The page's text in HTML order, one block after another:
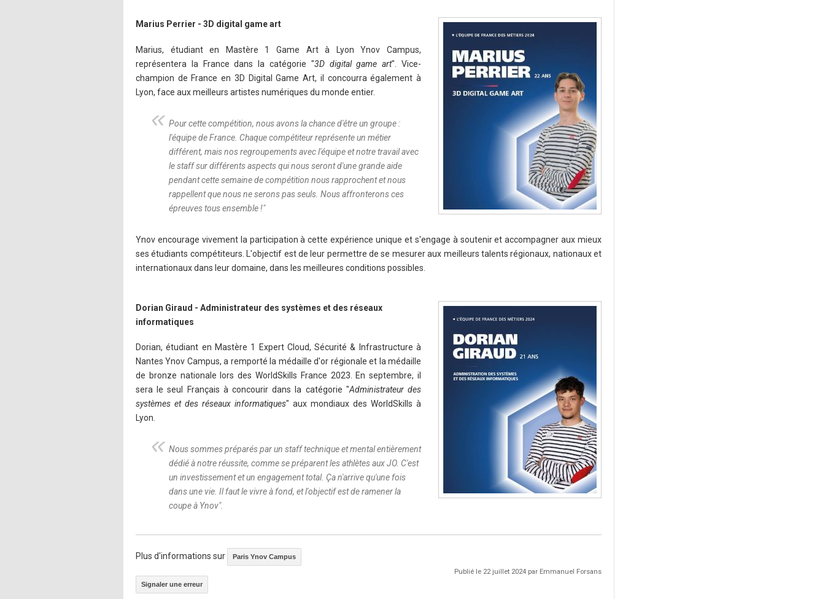
Marius Perrier - 3D digital game art
Marius, étudiant en Mastère 1 Game Art à Lyon Ynov Campus,
représentera la France dans la catégorie "3D digital game art". Vice-
champion de France en 3D Digital Game Art, il concourra également à
Lyon, face aux meilleurs artistes numériques du monde entier.
Pour cette compétition, nous avons la chance d'être un groupe :
l'équipe de France. Chaque compétiteur représente un métier
différent, mais nos regroupements avec l'équipe et notre travail avec
le staff sur différents aspects qui nous seront d'une grande aide
pendant cette semaine de compétition nous rapprochent et nous
rappellent que nous ne serons pas seuls. Nous affronterons ces
épreuves tous ensemble !"
Ynov encourage vivement la participation à cette expérience unique et s'engage à soutenir et accompagner aux mieux
ses étudiants compétiteurs. L'objectif est de leur permettre de se mesurer aux meilleurs talents régionaux, nationaux et
internationaux dans leur domaine, dans les meilleures conditions possibles.
Dorian Giraud - Administrateur des systèmes et des réseaux
informatiques
Dorian, étudiant en Mastère 1 Expert Cloud, Sécurité & Infrastructure à
Nantes Ynov Campus, a remporté la médaille d'or régionale et la médaille
de bronze nationale lors des WorldSkills France 2023. En septembre, il
sera le seul Français à concourir dans la catégorie "Administrateur des
systèmes et des réseaux informatiques" aux mondiaux des WorldSkills à
Lyon.
Nous sommes préparés par un staff technique et mental entièrement
dédié à notre réussite, comme se préparent les athlètes aux JO. C'est
un investissement et un engagement total. Ça n'arrive qu'une fois
dans une vie. Il faut le vivre à fond, et l'objectif est de ramener la
coupe à Ynov".
Plus d'informations sur Paris Ynov Campus
Publié le 22 juillet 2024 par Emmanuel Forsans
Signaler une erreur